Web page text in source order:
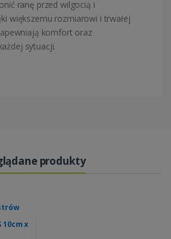
ranę przed wilgocią i
większemu rozmiarowi i trwałej
komfort oraz
sytuacji.
produkty
10cm x